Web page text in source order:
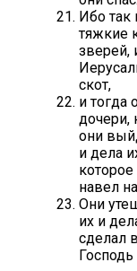
Ибо так
тяжкие
скот,
и тогда
дочери,
они
и дела
навел
Они
их и
сделал
Господь